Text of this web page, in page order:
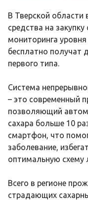
В Тверской
средства на
мониторинга
бесплатно получат
первого типа.
Система
– это современный
позволяющий
сахара больше 10
смартфон, что
заболевание,
оптимальную схему
Всего в регионе
страдающих